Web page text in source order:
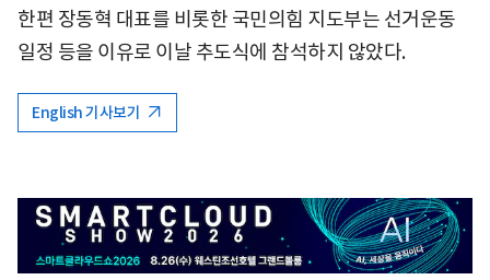
한편 장동혁 대표를 비롯한 국민의힘 지도부는 선거운동
일정 등을 이유로 이날 추도식에 참석하지 않았다.
English 기사보기